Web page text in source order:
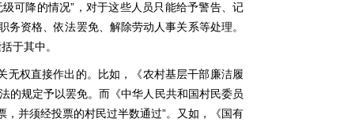
可降的情况”，对于这些人员只能给予警告、记
资格、依法罢免、解除劳动人事关系等处理。
于其中。
无权直接作出的。比如，《农村基层干部廉洁履
的规定予以罢免。而《中华人民共和国村民委员
并须经投票的村民过半数通过”。又如，《国有